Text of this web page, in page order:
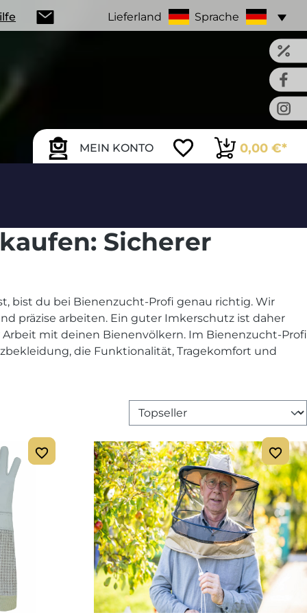
Lieferland Sprache
MEIN KONTO 0,00 €*
Sicherer
bist du bei Bienenzucht-Profi genau richtig. Wir
präzise arbeiten. Ein guter Imkerschutz ist daher
mit deinen Bienenvölkern. Im Bienenzucht-Profi
die Funktionalität, Tragekomfort und